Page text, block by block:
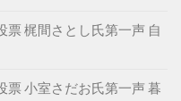
票 梶間さとし氏第一声 自
票 小室さだお氏第一声 暮